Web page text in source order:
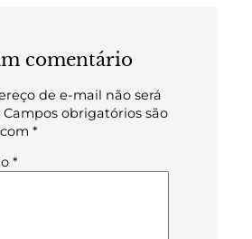
comentário
de e-mail não será
Campos obrigatórios são
com*
*